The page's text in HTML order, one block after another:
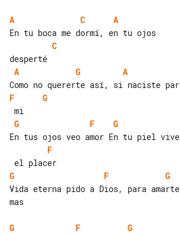
A C
A
C
A
G
A
F
G
G
F
G
F
G
F
G
Vida eterna pido a Dios, para amarte
mas
G F
G